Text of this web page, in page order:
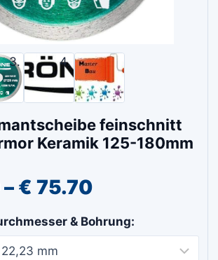
feinschnitt
Keramik 125-180mm
– € 75.70
€ 58.20
& Bohrung: